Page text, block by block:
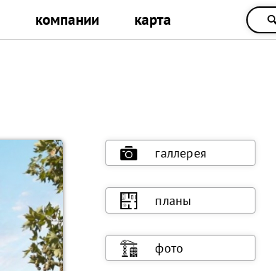
компании карта
галлерея
планы
фото